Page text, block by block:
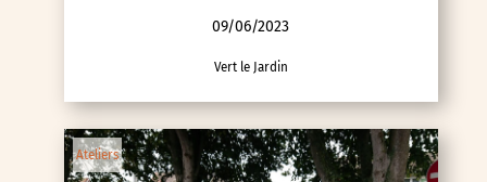
09/06/2023
Vert le Jardin
Ateliers